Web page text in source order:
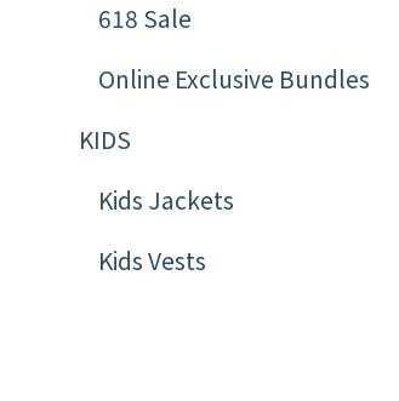
618 Sale
Online Exclusive Bundles
KIDS
Kids Jackets
Kids Vests